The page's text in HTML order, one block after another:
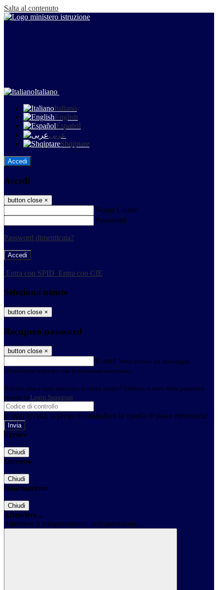
Salta al contenuto
Italiano
Italiano
English
Español
عربى
Shqiptare
Accedi
Accedi
button close ×
Nome Utente
Password
Password dimenticata?
-
Entra con SPID Entra con CIE
Seleziona utente
button close ×
Recupero password
button close ×
E-mail Verrà inviato un messaggio
all'indirizzo indicato con le istruzioni necessarie.
Non hai una e-mail associata al nome utente? Effettua il reset della password
tramite la Login Spaggiari
E-mail inviata, si prega di controllare la casella di posta elettronica!
Errore
Chiudi
Successo
Chiudi
Informazione
Chiudi
Attendere...
Attendere il completamento dell'operazione...